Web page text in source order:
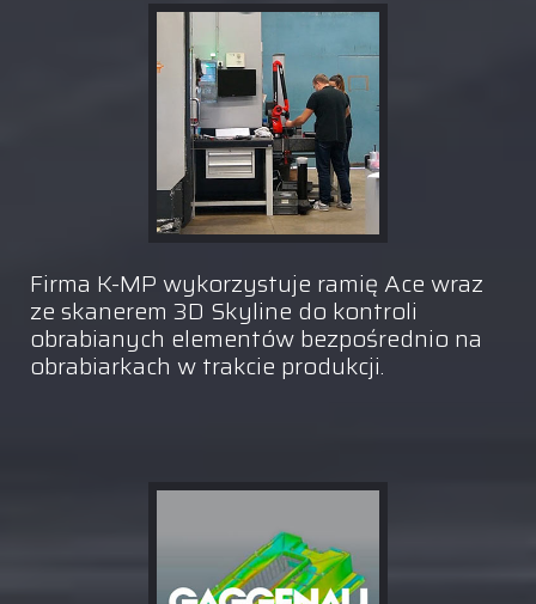
Firma K-MP wykorzystuje ramię Ace wraz
ze skanerem 3D Skyline do kontroli
obrabianych elementów bezpośrednio na
obrabiarkach w trakcie produkcji.